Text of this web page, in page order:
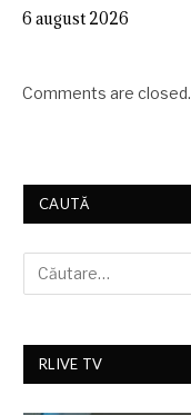
6 august 2026
Comments are closed.
CAUTĂ
RLIVE TV